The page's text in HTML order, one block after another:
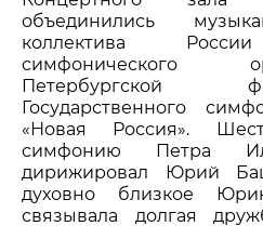
объединились
коллектива
симфонического
Петербургской
Государственного
«Новая Россия».
симфонию Петра
дирижировал Юрий
духовно близкое
связывала долгая